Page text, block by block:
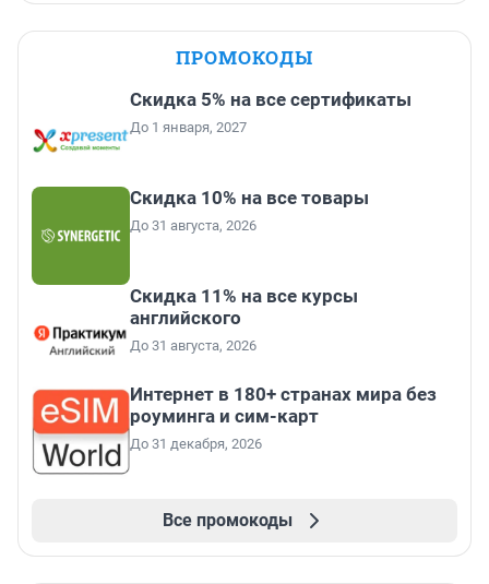
ПРОМОКОДЫ
Скидка 5% на все сертификаты
До 1 января, 2027
Скидка 10% на все товары
До 31 августа, 2026
Скидка 11% на все курсы
английского
До 31 августа, 2026
Интернет в 180+ странах мира без
роуминга и сим-карт
До 31 декабря, 2026
Все промокоды